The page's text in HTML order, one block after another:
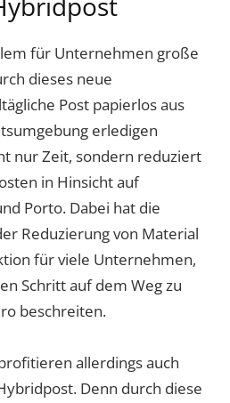
für Unternehmen große
dieses neue
Post papierlos aus
erledigen
nur Zeit, sondern reduziert
in Hinsicht auf
Porto. Dabei hat die
Reduzierung von Material
für viele Unternehmen,
Schritt auf dem Weg zu
beschreiten.
allerdings auch
Denn durch diese